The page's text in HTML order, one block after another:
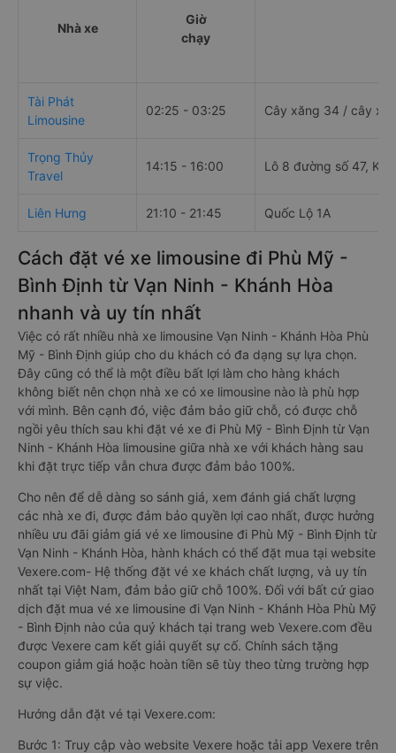
Nhà xe
Giờ
chạy
Tài Phát
Limousine
02:25 - 03:25 Cây xăng 34 / cây
Trọng Thủy
Travel
14:15 - 16:00 Lô 8 đường số 47,
Liên Hưng 21:10 - 21:45 Quốc Lộ 1A
Cách đặt vé xe limousine đi Phù Mỹ -
Bình Định từ Vạn Ninh - Khánh Hòa
nhanh và uy tín nhất
Việc có rất nhiều nhà xe limousine Vạn Ninh - Khánh Hòa Phù
Mỹ - Bình Định giúp cho du khách có đa dạng sự lựa chọn.
Đây cũng có thể là một điều bất lợi làm cho hàng khách
không biết nên chọn nhà xe có xe limousine nào là phù hợp
với mình. Bên cạnh đó, việc đảm bảo giữ chỗ, có được chỗ
ngồi yêu thích sau khi đặt vé xe đi Phù Mỹ - Bình Định từ Vạn
Ninh - Khánh Hòa limousine giữa nhà xe với khách hàng sau
khi đặt trực tiếp vẫn chưa được đảm bảo 100%.
Cho nên để dễ dàng so sánh giá, xem đánh giá chất lượng
các nhà xe đi, được đảm bảo quyền lợi cao nhất, được hưởng
nhiều ưu đãi giảm giá vé xe limousine đi Phù Mỹ - Bình Định từ
Vạn Ninh - Khánh Hòa, hành khách có thể đặt mua tại website
Vexere.com- Hệ thống đặt vé xe khách chất lượng, và uy tín
nhất tại Việt Nam, đảm bảo giữ chỗ 100%. Đối với bất cứ giao
dịch đặt mua vé xe limousine đi Vạn Ninh - Khánh Hòa Phù Mỹ
- Bình Định nào của quý khách tại trang web Vexere.com đều
được Vexere cam kết giải quyết sự cố. Chính sách tặng
coupon giảm giá hoặc hoàn tiền sẽ tùy theo từng trường hợp
sự việc.
Hướng dẫn đặt vé tại Vexere.com:
Bước 1: Truy cập vào website Vexere hoặc tải app Vexere trên